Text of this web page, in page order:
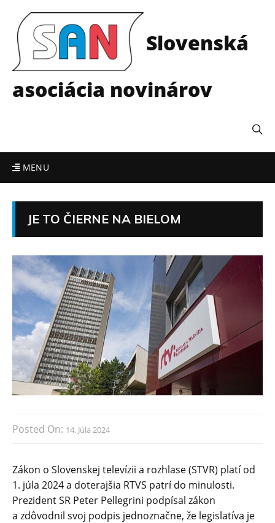
Slovenská
asociácia novinárov
MENU
JE TO ČIERNE NA BIELOM
Posted On: 14. Júla 2024
Zákon o Slovenskej televízii a rozhlase (STVR) platí od
1. júla 2024 a doterajšia RTVS patrí do minulosti.
Prezident SR Peter Pellegrini podpísal zákon
a zdôvodnil svoj podpis jednoznačne, že legislatíva je